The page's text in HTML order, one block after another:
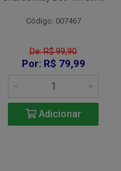
Código: 007467
De: R$ 99,90
Por: R$ 79,99
Adicionar